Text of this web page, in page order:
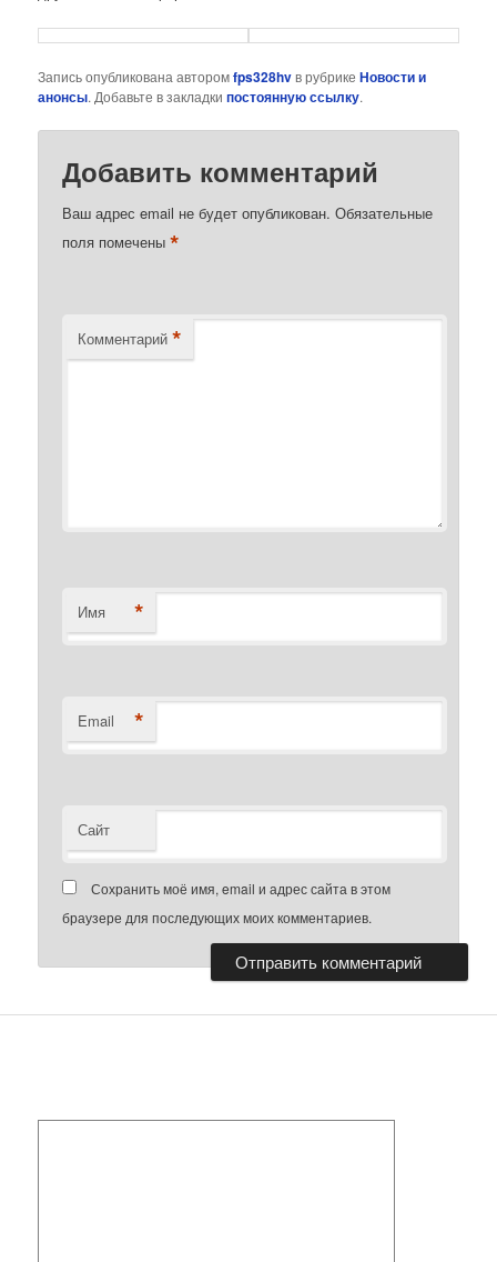
Запись опубликована авторомfps328hvв рубрикеНовости и
анонсы. Добавьте в закладкипостоянную ссылку.
Добавить комментарий
Ваш адрес email не будет опубликован. Обязательные
поля помечены*
Комментарий *
Имя *
Email *
Сайт
Сохранить моё имя, email и адрес сайта в этом
браузере для последующих моих комментариев.